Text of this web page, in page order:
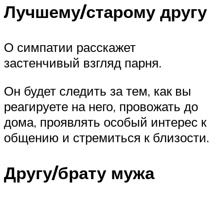
Лучшему/старому другу
О симпатии расскажет
застенчивый взгляд парня.
Он будет следить за тем, как вы
реагируете на него, провожать до
дома, проявлять особый интерес к
общению и стремиться к близости.
Другу/брату мужа